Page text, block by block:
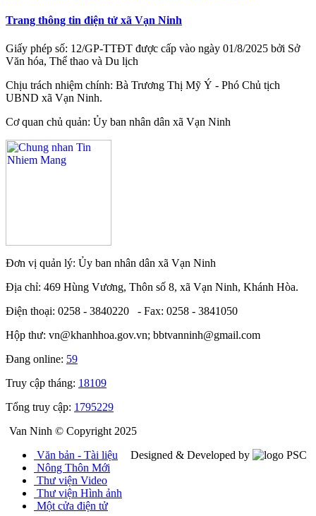
Trang thông tin điện tử xã Vạn Ninh
Giấy phép số: 12/GP-TTĐT được cấp vào ngày 01/8/2025 bởi Sở
Văn hóa, Thể thao và Du lịch
Chịu trách nhiệm chính: Bà Trương Thị Mỹ Ý - Phó Chủ tịch
UBND xã Vạn Ninh.
Cơ quan chủ quản: Ủy ban nhân dân xã Vạn Ninh
Đơn vị quản lý: Ủy ban nhân dân xã Vạn Ninh
Địa chỉ: 469 Hùng Vương, Thôn số 8, xã Vạn Ninh, Khánh Hòa.
Điện thoại: 0258 - 3840220 - Fax: 0258 - 3841050
Hộp thư: vn@khanhhoa.gov.vn; bbtvanninh@gmail.com
Đang online: 59
Truy cập tháng: 18109
Tổng truy cập: 1795229
Van Ninh © Copyright 2025
Designed & Developed by
Văn bản - Tài liệu
Nông Thôn Mới
Thư viện Video
Thư viện Hình ảnh
Một cửa điện tử